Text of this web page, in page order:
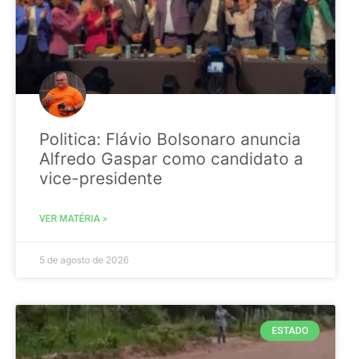
Politica: Flávio Bolsonaro anuncia
Alfredo Gaspar como candidato a
vice-presidente
VER MATÉRIA »
5 de agosto de 2026
ESTADO